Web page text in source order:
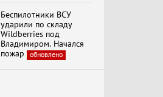
Менять курс! В.Боглаев,
И.Буданов, А.Лежава,
Н.Останина
Степногорска
Беспилотники ВСУ
ударили по складу
Wildberries под
Владимиром. Начался
пожар
обновлено